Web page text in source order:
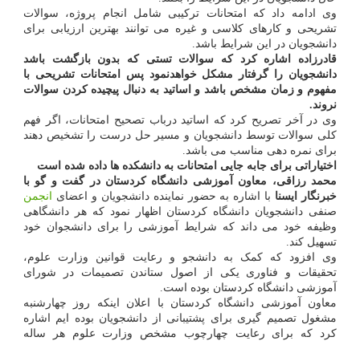
وی ادامه داد که امتحانات ترکیبی شامل انجام پروژه، سوالات
تشریحی و کارهای کلاسی و غیره می توانند بهترین ارزیابی برای
دانشجویان در این شرایط باشد.
قادرزاده اشاره کرد که سوالات تستی که بدون بازگشت باشد
دانشجویان را گرفتار مشکل خواهدنمود پس امتحانات تشریحی با
مفهوم و زمان مشخص باشد و اساتید به دنبال پیچیده کردن سوالات
نروند.
وی در آخر تصریح کرد که اساتید درباب تصحیح امتحانات، اگر فهم
کلی سوالات توسط دانشجویان و مسیر حل درست را تشخیص دهند
برای نمره دهی مناسب می باشد.
اختیاراتی برای جابه جایی امتحانات به دانشکده ها داده شده است
محمد رزاقی، معاون آموزشی دانشگاه کردستان در گفت و گو با
خبرنگار ایسنا با اشاره به حضور نماینده دانشجویان و اعضای
انجمن
صنفی دانشجویان دانشگاه کردستان اظهار نمود که هر دانشگاهی
وظیفه خود می داند که شرایط آموزشی را برای دانشجوان خود
تسهیل کند.
وی افزود که کمک به دانشجو و رعایت قوانین وزارت علوم،
تحقیقات و فناوری یکی از اصول ستاندن تصمیمات در شورای
آموزشی دانشگاه کردستان بوده است.
معاون آموزشی دانشگاه کردستان با اعلان اینکه روز چهارشنبه
مشغول تصمیم گیری برای پشتیبانی از دانشجویان بوده ایم اشاره
کرد که برای رعایت چهارچوب مشخص وزارت علوم هر ساله